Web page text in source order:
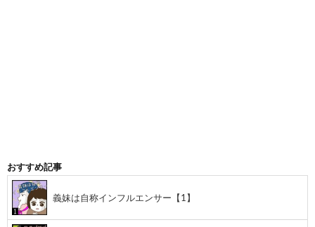
おすすめ記事
義妹は自称インフルエンサー【1】